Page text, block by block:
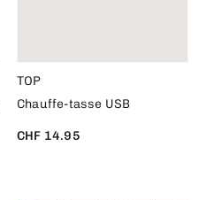
TOP
Chauffe-tasse USB
CHF 14.95